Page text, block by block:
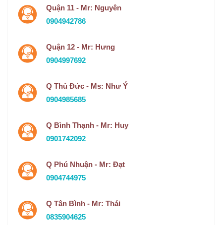
Quận 11 - Mr: Nguyên
0904942786
Quận 12 - Mr: Hưng
0904997692
Q Thủ Đức - Ms: Như Ý
0904985685
Q Bình Thạnh - Mr: Huy
0901742092
Q Phú Nhuận - Mr: Đạt
0904744975
Q Tân Bình - Mr: Thái
0835904625